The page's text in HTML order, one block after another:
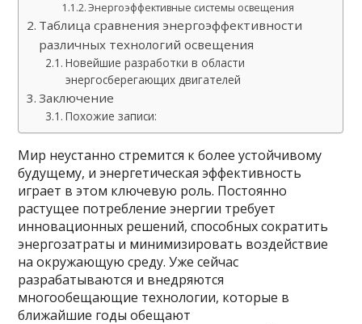
Энергоэффективные системы освещения
Таблица сравнения энергоэффективности
различных технологий освещения
Новейшие разработки в области
энергосберегающих двигателей
Заключение
Похожие записи:
Мир неустанно стремится к более устойчивому
будущему, и энергетическая эффективность
играет в этом ключевую роль. Постоянно
растущее потребление энергии требует
инновационных решений, способных сократить
энергозатраты и минимизировать воздействие
на окружающую среду. Уже сейчас
разрабатываются и внедряются
многообещающие технологии, которые в
ближайшие годы обещают